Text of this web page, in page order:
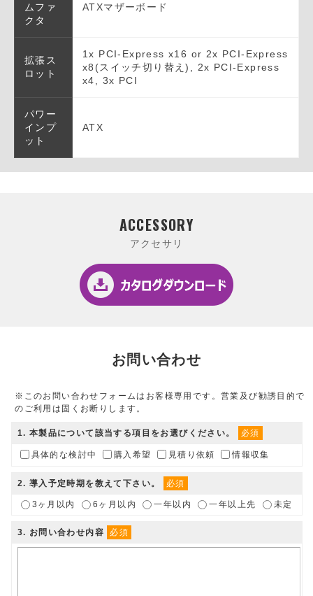
ムファ
クタ
ATXマザーボード
拡張ス
ロット
1x PCI-Express x16 or 2x PCI-Express
x8(スイッチ切り替え), 2x PCI-Express
x4, 3x PCI
パワー
インプ
ット
ATX
ACCESSORY
アクセサリ
お問い合わせ
※このお問い合わせフォームはお客様専用です。営業及び勧誘目的で
のご利用は固くお断りします。
1. 本製品について該当する項目をお選びください。 必須
具体的な検討中 購入希望 見積り依頼 情報収集
2. 導入予定時期を教えて下さい。 必須
3ヶ月以内 6ヶ月以内 一年以内 一年以上先 未定
3. お問い合わせ内容 必須